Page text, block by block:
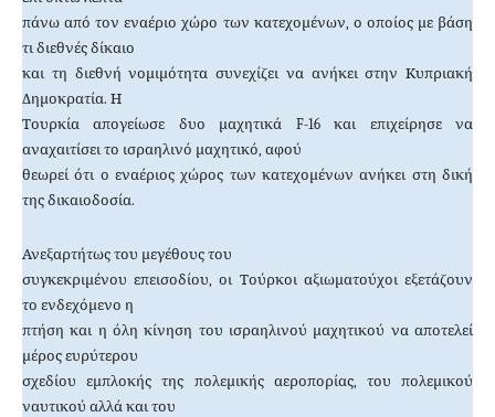
πάνω από τον εναέριο χώρο των κατεχομένων, ο οποίος με βάση
τι διεθνές δίκαιο
και τη διεθνή νομιμότητα συνεχίζει να ανήκει στην Κυπριακή
Δημοκρατία. Η
Τουρκία απογείωσε δυο μαχητικά F-16 και επιχείρησε να
αναχαιτίσει το ισραηλινό μαχητικό, αφού
θεωρεί ότι ο εναέριος χώρος των κατεχομένων ανήκει στη δική
της δικαιοδοσία.
Ανεξαρτήτως του μεγέθους του
συγκεκριμένου επεισοδίου, οι Τούρκοι αξιωματούχοι εξετάζουν
το ενδεχόμενο η
πτήση και η όλη κίνηση του ισραηλινού μαχητικού να αποτελεί
μέρος ευρύτερου
σχεδίου εμπλοκής της πολεμικής αεροπορίας, του πολεμικού
ναυτικού αλλά και του